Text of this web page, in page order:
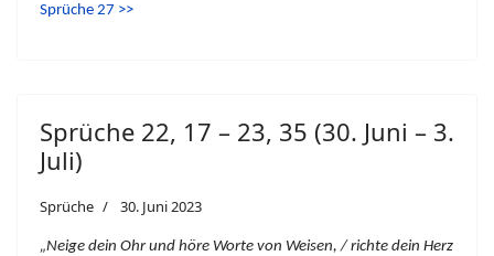
Sprüche 27 >>
Sprüche 22, 17 – 23, 35 (30. Juni – 3.
Juli)
Sprüche 30. Juni 2023
„Neige dein Ohr und höre Worte von Weisen, / richte dein Herz